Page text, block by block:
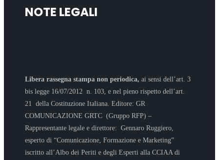
NOTE LEGALI
Libera rassegna stampa non periodica,ai sensi dell’art. 3
bis legge 16/07/2012 n. 103, e nel pieno rispetto dell’art.
21 della Costituzione Italiana. Editore: GR
COMUNICAZIONE GRTC (Gruppo RFP) –
Rappresentante legale e direttore: Gennaro Ruggiero,
esperto di “Comunicazione, Formazione e Marketing”
iscritto all’Albo dei Periti e degli Esperti alla CCIAA di